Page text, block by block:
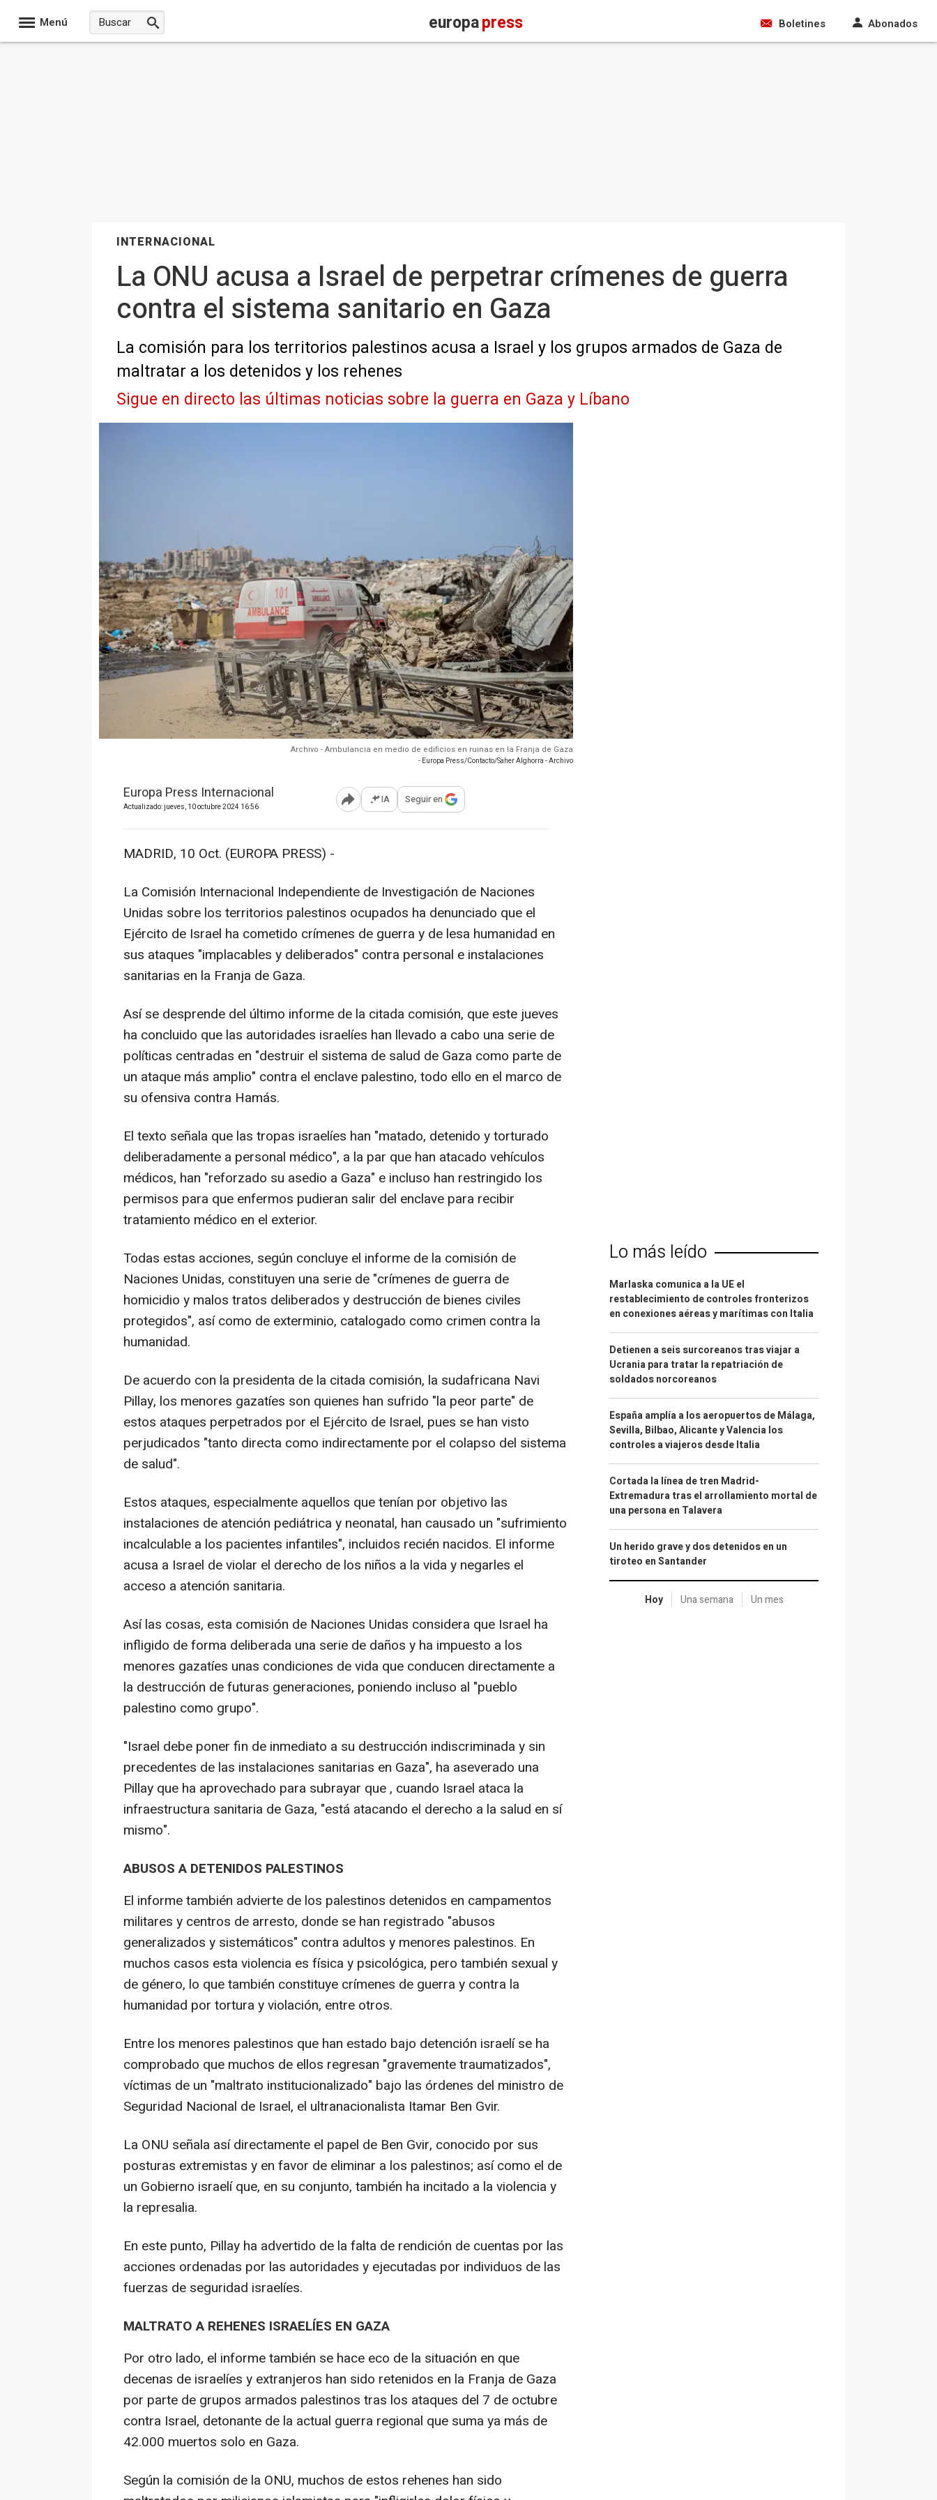
Menú europapress Boletines Abonados
INTERNACIONAL
La ONU acusa a Israel de perpetrar crímenes de guerra
contra el sistema sanitario en Gaza
La comisión para los territorios palestinos acusa a Israel y los grupos armados de Gaza de
maltratar a los detenidos y los rehenes
Sigue en directo las últimas noticias sobre la guerra en Gaza y Líbano
Archivo - Ambulancia en medio de edificios en ruinas en la Franja de Gaza
- Europa Press/Contacto/Saher Alghorra - Archivo
Europa Press Internacional
Actualizado: jueves, 10 octubre 2024 16:56 Abrir opciones para compartir
IA Seguir en
MADRID, 10 Oct. (EUROPA PRESS) -
La Comisión Internacional Independiente de Investigación de Naciones
Unidas sobre los territorios palestinos ocupados ha denunciado que el
Ejército de Israel ha cometido crímenes de guerra y de lesa humanidad en
sus ataques "implacables y deliberados" contra personal e instalaciones
sanitarias en la Franja de Gaza.
Así se desprende del último informe de la citada comisión, que este jueves
ha concluido que las autoridades israelíes han llevado a cabo una serie de
políticas centradas en "destruir el sistema de salud de Gaza como parte de
un ataque más amplio" contra el enclave palestino, todo ello en el marco de
su ofensiva contra Hamás.
El texto señala que las tropas israelíes han "matado, detenido y torturado
deliberadamente a personal médico", a la par que han atacado vehículos
médicos, han "reforzado su asedio a Gaza" e incluso han restringido los
permisos para que enfermos pudieran salir del enclave para recibir
tratamiento médico en el exterior.
Todas estas acciones, según concluye el informe de la comisión de
Naciones Unidas, constituyen una serie de "crímenes de guerra de
homicidio y malos tratos deliberados y destrucción de bienes civiles
protegidos", así como de exterminio, catalogado como crimen contra la
humanidad.
De acuerdo con la presidenta de la citada comisión, la sudafricana Navi
Pillay, los menores gazatíes son quienes han sufrido "la peor parte" de
estos ataques perpetrados por el Ejército de Israel, pues se han visto
perjudicados "tanto directa como indirectamente por el colapso del sistema
de salud".
Estos ataques, especialmente aquellos que tenían por objetivo las
instalaciones de atención pediátrica y neonatal, han causado un "sufrimiento
incalculable a los pacientes infantiles", incluidos recién nacidos. El informe
acusa a Israel de violar el derecho de los niños a la vida y negarles el
acceso a atención sanitaria.
Así las cosas, esta comisión de Naciones Unidas considera que Israel ha
infligido de forma deliberada una serie de daños y ha impuesto a los
menores gazatíes unas condiciones de vida que conducen directamente a
la destrucción de futuras generaciones, poniendo incluso al "pueblo
palestino como grupo".
"Israel debe poner fin de inmediato a su destrucción indiscriminada y sin
precedentes de las instalaciones sanitarias en Gaza", ha aseverado una
Pillay que ha aprovechado para subrayar que , cuando Israel ataca la
infraestructura sanitaria de Gaza, "está atacando el derecho a la salud en sí
mismo".
ABUSOS A DETENIDOS PALESTINOS
El informe también advierte de los palestinos detenidos en campamentos
militares y centros de arresto, donde se han registrado "abusos
generalizados y sistemáticos" contra adultos y menores palestinos. En
muchos casos esta violencia es física y psicológica, pero también sexual y
de género, lo que también constituye crímenes de guerra y contra la
humanidad por tortura y violación, entre otros.
Entre los menores palestinos que han estado bajo detención israelí se ha
comprobado que muchos de ellos regresan "gravemente traumatizados",
víctimas de un "maltrato institucionalizado" bajo las órdenes del ministro de
Seguridad Nacional de Israel, el ultranacionalista Itamar Ben Gvir.
La ONU señala así directamente el papel de Ben Gvir, conocido por sus
posturas extremistas y en favor de eliminar a los palestinos; así como el de
un Gobierno israelí que, en su conjunto, también ha incitado a la violencia y
la represalia.
En este punto, Pillay ha advertido de la falta de rendición de cuentas por las
acciones ordenadas por las autoridades y ejecutadas por individuos de las
fuerzas de seguridad israelíes.
MALTRATO A REHENES ISRAELÍES EN GAZA
Por otro lado, el informe también se hace eco de la situación en que
decenas de israelíes y extranjeros han sido retenidos en la Franja de Gaza
por parte de grupos armados palestinos tras los ataques del 7 de octubre
contra Israel, detonante de la actual guerra regional que suma ya más de
42.000 muertos solo en Gaza.
Según la comisión de la ONU, muchos de estos rehenes han sido
Lo más leído
Marlaska comunica a la UE el
restablecimiento de controles fronterizos
en conexiones aéreas y marítimas con Italia
Detienen a seis surcoreanos tras viajar a
Ucrania para tratar la repatriación de
soldados norcoreanos
España amplía a los aeropuertos de Málaga,
Sevilla, Bilbao, Alicante y Valencia los
controles a viajeros desde Italia
Cortada la línea de tren Madrid-
Extremadura tras el arrollamiento mortal de
una persona en Talavera
Un herido grave y dos detenidos en un
tiroteo en Santander
Hoy Una semana Un mes